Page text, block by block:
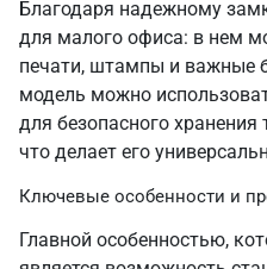
Благодаря надежному
для малого офиса: в нем
печати, штампы и важные
модель можно
для безопасного
что делает его
Ключевые особенности и
Главной особенностью,